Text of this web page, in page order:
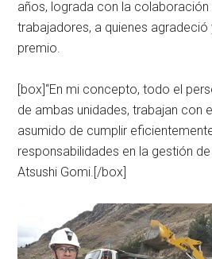
años, lograda con la
trabajadores, a quienes
premio.
[box]“En mi concepto, todo el
de ambas unidades, trabajan con
asumido de cumplir
responsabilidades en la gestión
Atsushi Gomi.[/box]